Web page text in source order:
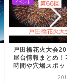
イベント
戸田橋花火大会
屋台情報まとめ！花
時間や穴場スポット
2019-